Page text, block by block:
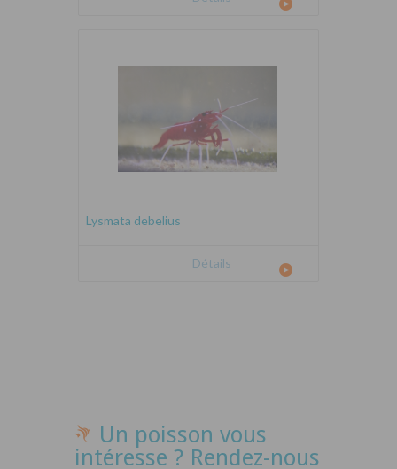
Lysmata debelius
Détails
Un poisson vous
intéresse ? Rendez-nous